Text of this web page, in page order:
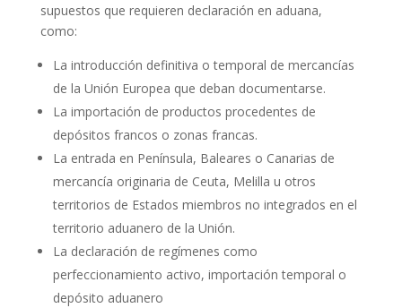
supuestos que requieren declaración en aduana,
como:
La introducción definitiva o temporal de mercancías
de la Unión Europea que deban documentarse.
La importación de productos procedentes de
depósitos francos o zonas francas.
La entrada en Península, Baleares o Canarias de
mercancía originaria de Ceuta, Melilla u otros
territorios de Estados miembros no integrados en el
territorio aduanero de la Unión.
La declaración de regímenes como
perfeccionamiento activo, importación temporal o
depósito aduanero